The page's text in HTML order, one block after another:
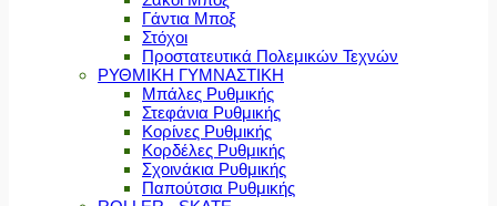
Γάντια Μποξ
Στόχοι
Προστατευτικά Πολεμικών Τεχνών
ΡΥΘΜΙΚΗ ΓΥΜΝΑΣΤΙΚΗ
Μπάλες Ρυθμικής
Στεφάνια Ρυθμικής
Κορίνες Ρυθμικής
Κορδέλες Ρυθμικής
Σχοινάκια Ρυθμικής
Παπούτσια Ρυθμικής